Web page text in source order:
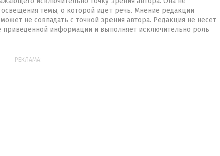
темы, о которой идет речь. Мнение редакции
не совпадать с точкой зрения автора. Редакция не несет
приведенной информации и выполняет исключительно роль
РЕКЛАМА: